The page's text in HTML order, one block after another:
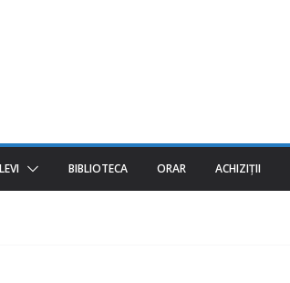
BIBLIOTECA ORAR ACHIZIȚII